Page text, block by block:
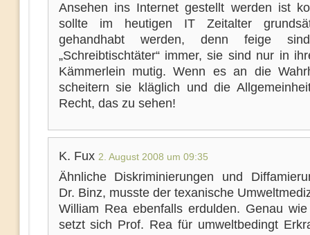
Ansehen ins Internet gestellt werden ist
sollte im heutigen IT Zeitalter
gehandhabt werden, denn feige
„Schreibtischtäter“ immer, sie sind nur in
Kämmerlein mutig. Wenn es an die
scheitern sie kläglich und die
Recht, das zu sehen!
K. Fux 2. August 2008 um 09:35
Ähnliche Diskriminierungen und
Dr. Binz, musste der texanische
William Rea ebenfalls erdulden. Genau
setzt sich Prof. Rea für umweltbedingt